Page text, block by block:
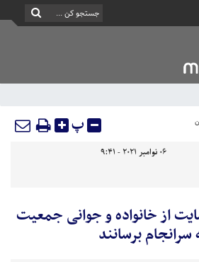
پ
06 نوامبر 2021 - 9:41
از خانواده و جوانی جمعیت
سرانجام برسانند